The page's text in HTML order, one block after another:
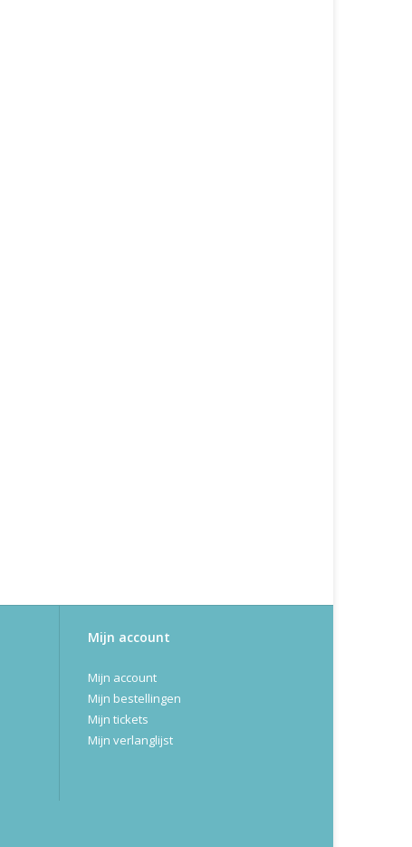
Mijn account
Mijn account
Mijn bestellingen
Mijn tickets
Mijn verlanglijst